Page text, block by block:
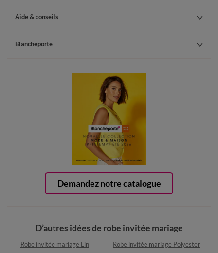
Demandez notre catalogue
Aide & conseils
Blancheporte
D’autres idées de robe invitée mariage
Robe invitée mariage Lin
Robe invitée mariage Polyester